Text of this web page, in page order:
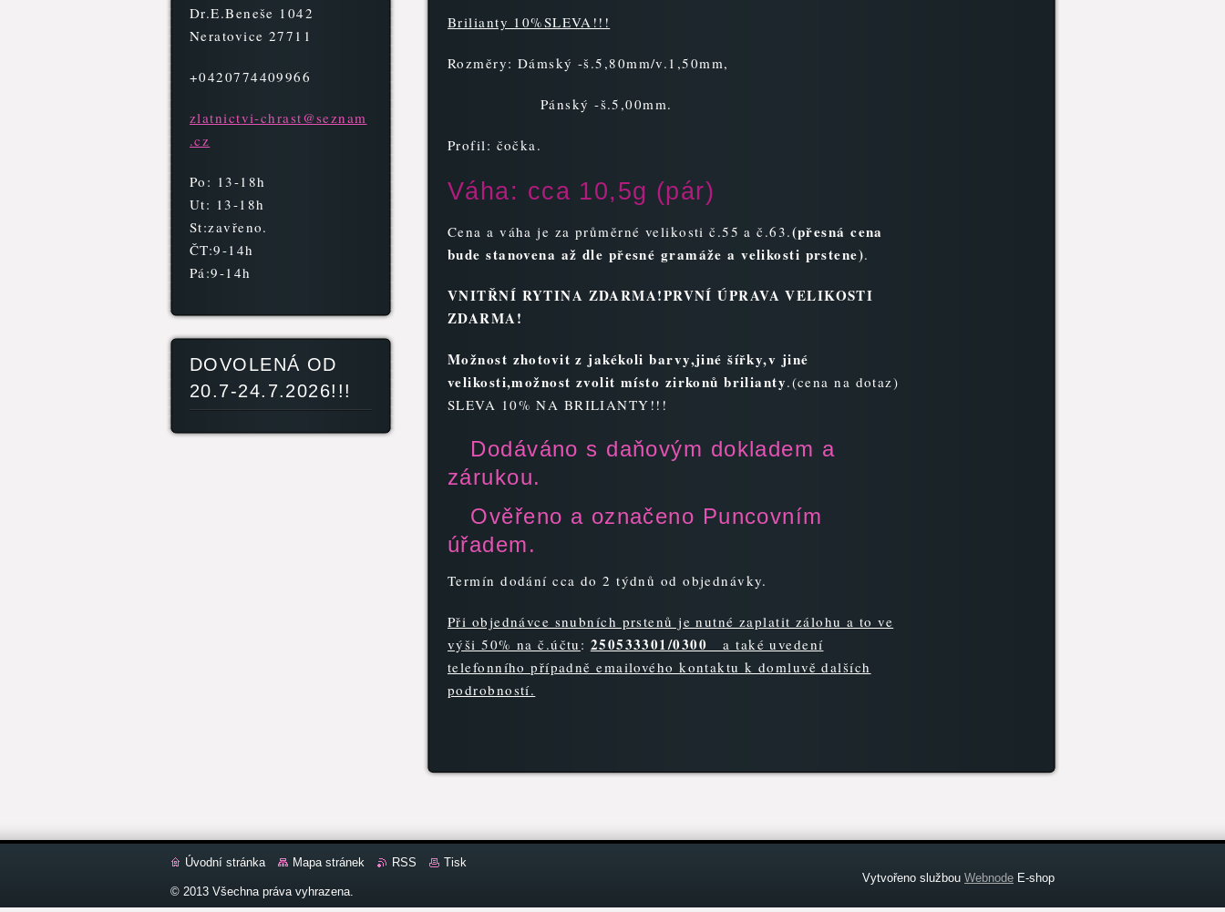
Brilianty 10%SLEVA!!!
Rozměry: Dámský -š.5,80mm/v.1,50mm,
Pánský -š.5,00mm.
Profil: čočka.
Váha: cca 10,5g (pár)
Cena a váha je za průměrné velikosti č.55 a č.63.(přesná cena
bude stanovena až dle přesné gramáže a velikosti prstene).
VNITŘNÍ RYTINA ZDARMA!PRVNÍ ÚPRAVA VELIKOSTI
ZDARMA!
Možnost zhotovit z jakékoli barvy,jiné šířky,v jiné
velikosti,možnost zvolit místo zirkonů brilianty.(cena na dotaz)
SLEVA 10% NA BRILIANTY!!!
Dodáváno s daňovým dokladem a
zárukou.
Ověřeno a označeno Puncovním
úřadem.
Termín dodání cca do 2 týdnů od objednávky.
Při objednávce snubních prstenů je nutné zaplatit zálohu a to ve
výši 50% na č.účtu : 250533301/0300 a také uvedení
telefonního případně emailového kontaktu k domluvě dalších
podrobností.
Dr.E.Beneše 1042
Neratovice 27711
+0420774409966
zlatnictvi-chrast@seznam
.cz
Po: 13-18h
Ut: 13-18h
St:zavřeno.
ČT:9-14h
Pá:9-14h
DOVOLENÁ OD
20.7-24.7.2026!!!
Úvodní stránka Mapa stránek RSS Tisk
© 2013 Všechna práva vyhrazena.
Vytvořeno službou Webnode E-shop